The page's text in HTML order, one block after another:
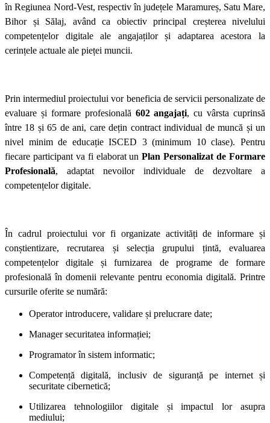
în Regiunea Nord-Vest, respectiv în județele Maramureș, Satu Mare,
Bihor și Sălaj, având ca obiectiv principal creșterea nivelului
competențelor digitale ale angajaților și adaptarea acestora la
cerințele actuale ale pieței muncii.
Prin intermediul proiectului vor beneficia de servicii personalizate de
evaluare și formare profesională 602 angajați, cu vârsta cuprinsă
între 18 și 65 de ani, care dețin contract individual de muncă și un
nivel minim de educație ISCED 3 (minimum 10 clase). Pentru
fiecare participant va fi elaborat unPlan Personalizat de Formare
Profesională, adaptat nevoilor individuale de dezvoltare a
competențelor digitale.
În cadrul proiectului vor fi organizate activități de informare și
conștientizare, recrutarea și selecția grupului țintă, evaluarea
competențelor digitale și furnizarea de programe de formare
profesională în domenii relevante pentru economia digitală. Printre
cursurile oferite se numără:
Operator introducere, validare și prelucrare date;
Manager securitatea informației;
Programator în sistem informatic;
Competență digitală, inclusiv de siguranță pe internet și
securitate cibernetică;
Utilizarea tehnologiilor digitale și impactul lor asupra
mediului;